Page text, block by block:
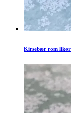
Kirsebær rom likør